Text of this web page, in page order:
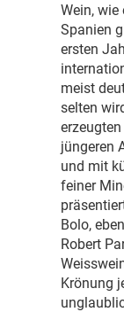
Wein,
Spanien
ersten
meist
selten
jüngeren
und mit
feiner
Bolo,
Robert
Krönung